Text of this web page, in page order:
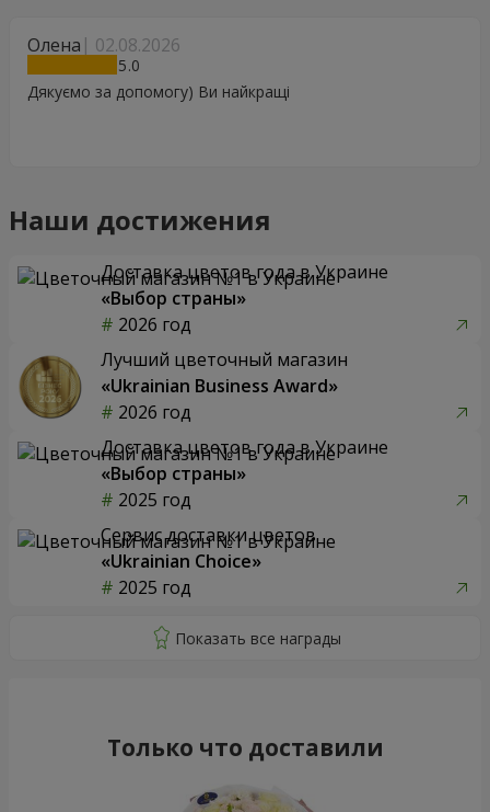
Олена 02.08.2026
5
Дякуємо за допомогу) Ви найкращі
Наши достижения
Доставка цветов года в Украине
«Выбор страны»
2026 год
Лучший цветочный магазин
«Ukrainian Business Award»
2026 год
Доставка цветов года в Украине
«Выбор страны»
2025 год
Сервис доставки цветов
«Ukrainian Choice»
2025 год
Только что доставили